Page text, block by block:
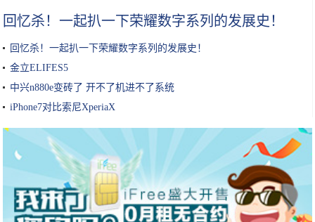
回忆杀！一起扒一下荣耀数字系列的发展史！
回忆杀！一起扒一下荣耀数字系列的发展史！
金立ELIFES5
中兴n880e变砖了 开不了机进不了系统
iPhone7对比索尼XperiaX